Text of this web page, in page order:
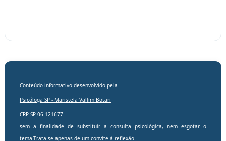
Conteúdo informativo desenvolvido pela
Psicóloga SP - Maristela Vallim Botari
CRP-SP 06-121677
sem a finalidade de substituir a consulta psicológica, nem esgotar o
tema.Trata-se apenas de um convite à reflexão